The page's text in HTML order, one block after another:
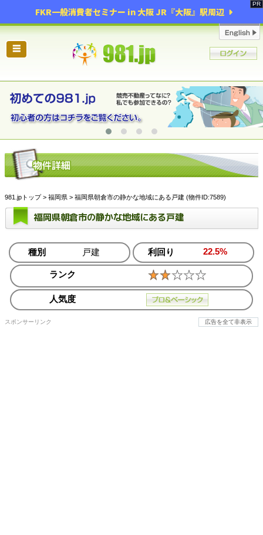
FKR一般消費者セミナー in 大阪 JR『大阪』駅周辺
☰
981.jpトップ> 福岡県 > 福岡県朝倉市の静かな地域にある戸建 (物件ID:7589)
福岡県朝倉市の静かな地域にある戸建
種別 戸建 利回り 22.5%
ランク
人気度
スポンサーリンク 広告を全て非表示